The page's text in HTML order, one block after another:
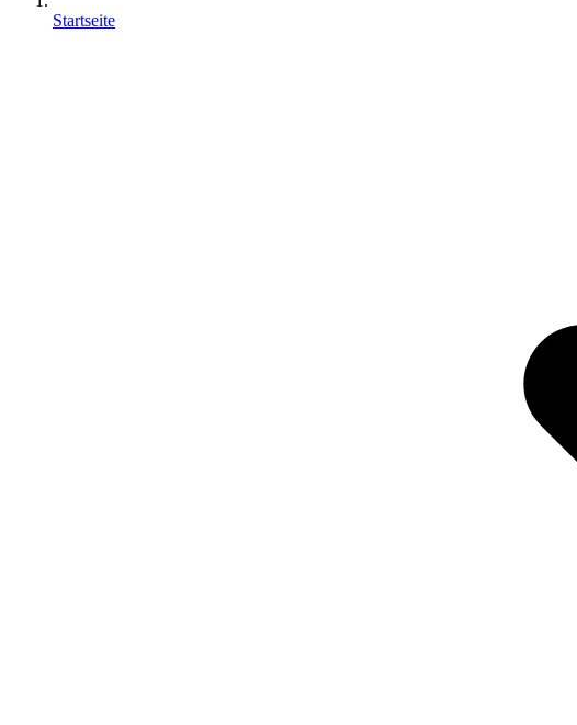
Startseite